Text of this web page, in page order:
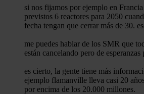
si nos fijamos por ejemplo en
previstos 6 reactores para 2050
fecha tengan que cerrar más de 30.
me puedes hablar de los SMR que
están cancelando pero de esperanzas
es cierto, la gente tiene más
ejemplo flamanville lleva casi 20
por encima de los 20.000 millones.